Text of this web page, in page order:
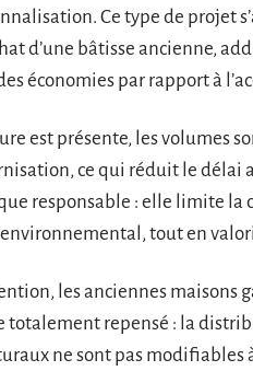
Ce type de projet
d’une bâtisse ancienne,
économies par rapport à
est présente, les volumes
ce qui réduit le délai
responsable : elle limite la
environnemental, tout en
les anciennes maisons
totalement repensé : la
ne sont pas modifiables